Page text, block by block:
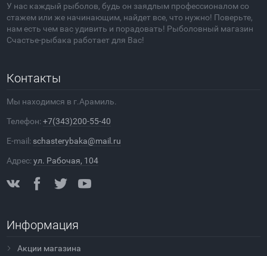
У нас каждый рыболов, будь он заядлым профессионалом со
стажем или же начинающим, найдет все, что нужно! Поверьте,
нам есть чем вас удивить и порадовать! Рыболовный магазин
Счастье-рыбака работает для Вас!
Контакты
Мы находимся в г.Арамиль.
Телефон:+7(343)200-55-40
E-mail: schasterybaka@mail.ru
Адрес:ул. Рабочая, 104
Информация
Акции магазина